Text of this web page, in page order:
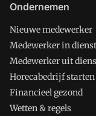
Ondernemen
Nieuwe medewerker
Medewerker in dienst
Medewerker uit
Horecabedrijf starten
Financieel gezond
Wetten & regels